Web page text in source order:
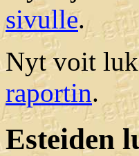
sivulle.
Nyt voit
raportin.
Esteiden